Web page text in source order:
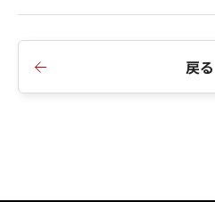
11.ぺージ集約（Nin1）+ 製
した。
戻る